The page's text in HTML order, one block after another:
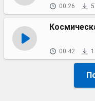
00:26
00:42